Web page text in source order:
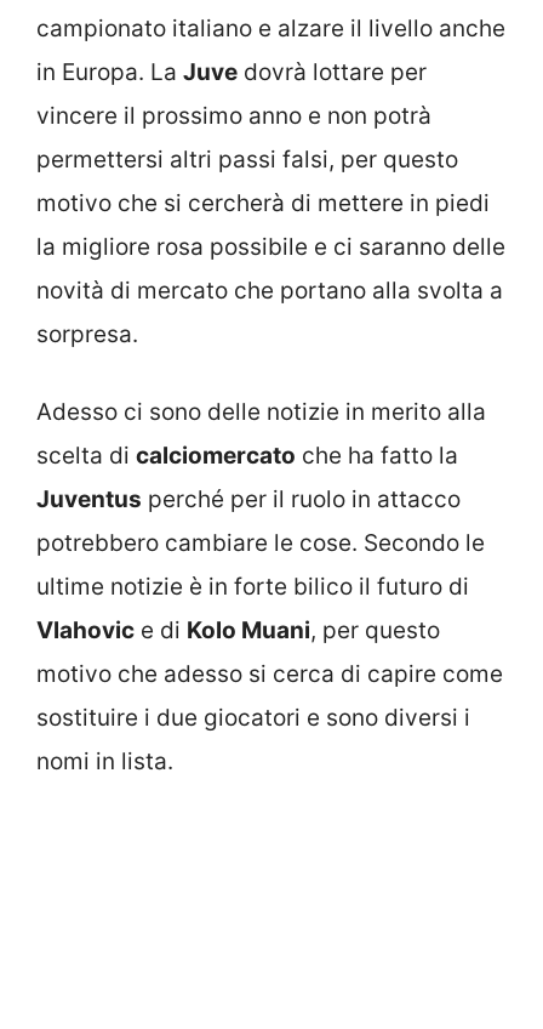
campionato italiano e alzare il livello anche
in Europa. La Juve dovrà lottare per
vincere il prossimo anno e non potrà
permettersi altri passi falsi, per questo
motivo che si cercherà di mettere in piedi
la migliore rosa possibile e ci saranno delle
novità di mercato che portano alla svolta a
sorpresa.
Adesso ci sono delle notizie in merito alla
scelta di calciomercato che ha fatto la
Juventus perché per il ruolo in attacco
potrebbero cambiare le cose. Secondo le
ultime notizie è in forte bilico il futuro di
Vlahovic e di Kolo Muani, per questo
motivo che adesso si cerca di capire come
sostituire i due giocatori e sono diversi i
nomi in lista.